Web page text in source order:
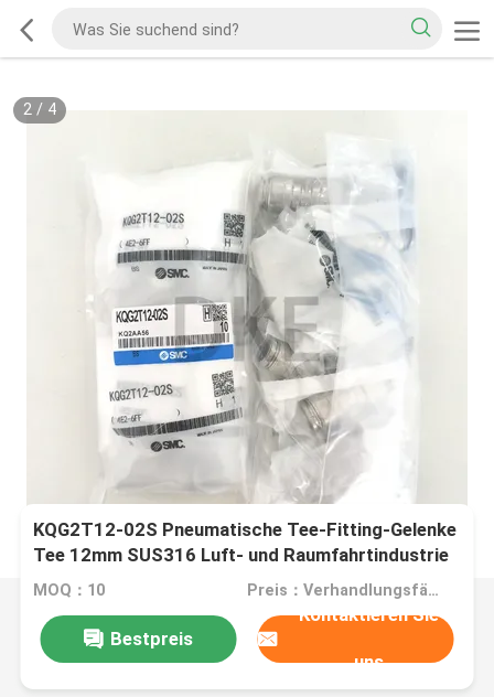
2/ 4
KQG2T12-02S Pneumatische Tee-Fitting-Gelenke
Tee 12mm SUS316 Luft- und Raumfahrtindustrie
MOQ：10 Preis：Verhandlungsfähig
Bestpreis
Kontaktieren Sie
uns